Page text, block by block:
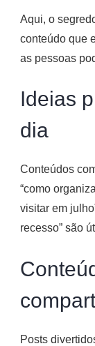
Aqui, o
conteúdo que
as pessoas
Ideias
dia
Conteúdos
“como
visitar em
recesso” são
Posts